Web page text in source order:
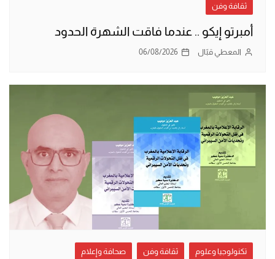
ثقافة وفن
أمبرتو إيكو .. عندما فاقت الشهرة الحدود
المعطي قبّال 06/08/2026
تكنولوجيا وعلوم ثقافة وفن صحافة وإعلام